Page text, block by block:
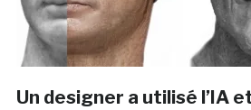
Un designer a utilisé l’IA